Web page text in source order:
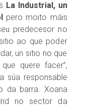
La Industrial, un
pero moito máis
predecesor no
ao que poder
un sitio no que
quere facer”,
súa responsable
da barra. Xoana
no sector da